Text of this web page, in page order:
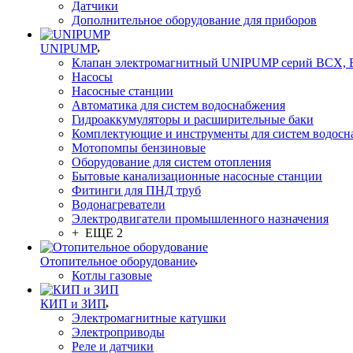
Датчики
Дополнительное оборудование для приборов
UNIPUMP
Клапан электромагнитный UNIPUMP серий BCX,
Насосы
Насосные станции
Автоматика для систем водоснабжения
Гидроаккумуляторы и расширительные баки
Комплектующие и инструменты для систем
Мотопомпы бензиновые
Оборудование для систем отопления
Бытовые канализационные насосные станции
Фитинги для ПНД труб
Водонагреватели
Электродвигатели промышленного назначения
+ ЕЩЕ 2
Отопительное оборудование
Котлы газовые
КИП и ЗИП
Электромагнитные катушки
Электроприводы
Реле и датчики